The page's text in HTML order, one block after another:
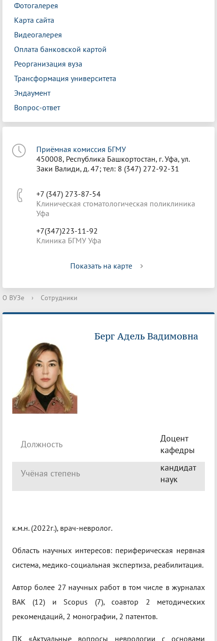
Фотогалерея
Карта сайта
Видеогалерея
Оплата банковской картой
Реорганизация вуза
Трансформация университета
Эндаумент
Вопрос-ответ
Приёмная комиссия БГМУ
450008, Республика Башкортостан, г. Уфа, ул.
Заки Валиди, д. 47; тел: 8 (347) 272-92-31
+7 (347) 273-87-54
Клиническая стоматологическая поликлиника
Уфа
+7(347)223-11-92
Клиника БГМУ Уфа
Показать на карте
О ВУЗе › Сотрудники
Берг Адель Вадимовна
Должность
Доцент
кафедры
Учёная степень
кандидат
наук
к.м.н. (2022г.), врач-невролог.
Область научных интересов: периферическая нервная
система, медико-социальная экспертиза, реабилитация.
Автор более 27 научных работ в том числе в журналах
ВАК (12) и Scopus (7), соавтор 2 методических
рекомендаций, 2 монографии, 2 патентов.
ПК «Актуальные вопросы неврологии с основами